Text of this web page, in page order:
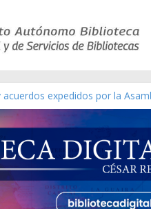
expedidos por la
gráfico]
[material gráfico]
de Venezuela año
obras de Modesta Bor